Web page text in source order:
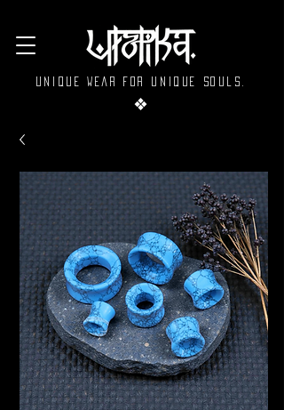
Unique wear for unique souls.
❖